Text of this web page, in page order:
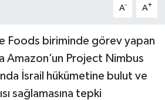
A- A+
Foods biriminde görev yapan
Amazon’un Project Nimbus
İsrail hükümetine bulut ve
sağlamasına tepki